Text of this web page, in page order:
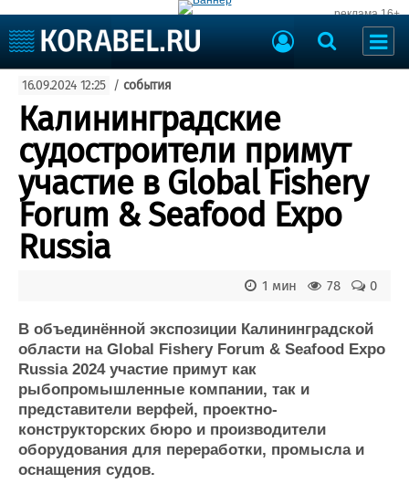
реклама 16+
Судоходство
Судоремонт
События
Порты
Рыболовство
ВМФ
Образование
Яхты и катера
Еще
Компании
Репутация
Работа
Крюинг
Журнал
Реклама
Доска объявлений
Оборудование
Изделия
Материалы
Услуги
16.09.2024 12:25 / события
Калининградские
судостроители примут
участие в Global Fishery
Forum & Seafood Expo
Russia
0
78
1 мин
В объединённой экспозиции Калининградской
области на Global Fishery Forum & Seafood Expo
Russia 2024 участие примут как
рыбопромышленные компании, так и
представители верфей, проектно-
конструкторских бюро и производители
оборудования для переработки, промысла и
оснащения судов.